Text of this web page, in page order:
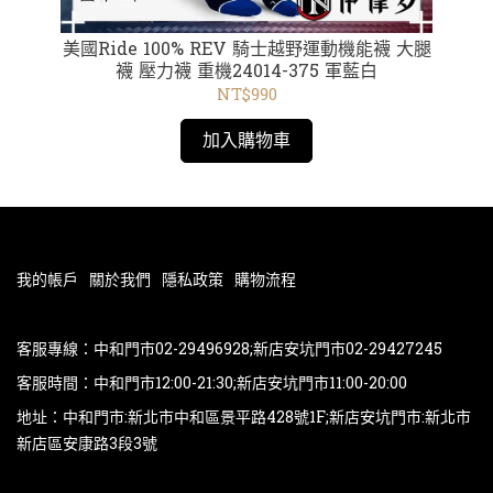
美國Ride 100% REV 騎士越野運動機能襪 大腿
襪 壓力襪 重機24014-375 軍藍白
NT$990
加入購物車
我的帳戶 關於我們 隱私政策 購物流程
客服專線：中和門市02-29496928;新店安坑門市02-29427245
客服時間：中和門市12:00-21:30;新店安坑門市11:00-20:00
地址：中和門市:新北市中和區景平路428號1F;新店安坑門市:新北市
新店區安康路3段3號